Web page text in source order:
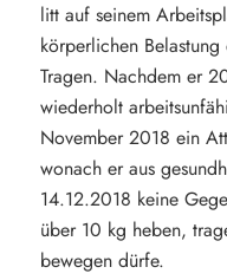
litt auf seinem
körperlichen
Tragen. Nachdem er
wiederholt
November 2018 ein
wonach er aus
14.12.2018 keine
über 10 kg heben,
bewegen dürfe.